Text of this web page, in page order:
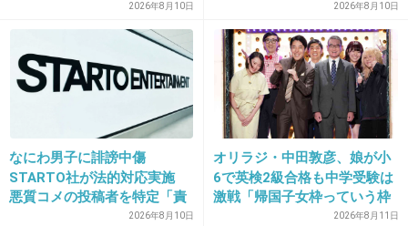
2015/12/30(水) 10:38:56
この人は可愛い
+43 -60
2015/12/30(水) 10:39:28
2026年8月10日 2026年8月10日
なにわ男子に誹謗中傷
STARTO社が法的対応実施
悪質コメの投稿者を特定「責
任追及を進めています」2026年8月10日
オリラジ・中田敦彦、娘が小
6で英検2級合格も中学受験は
激戦「帰国子女枠っていう枠
を猛者たちが争って。目バッ
2026年8月11日